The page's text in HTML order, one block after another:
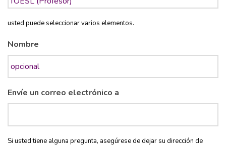
usted puede seleccionar varios elementos.
Nombre
Envíe un correo electrónico a
Si usted tiene alguna pregunta, asegúrese de dejar su dirección de